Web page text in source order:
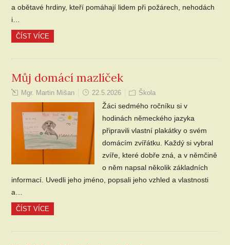
a obětavé hrdiny, kteří pomáhají lidem při požárech, nehodách
i…
ČÍST VÍCE
Můj domácí mazlíček
Mgr. Martin Mišan 22.5.2026 Škola
Žáci sedmého ročníku si v
hodinách německého jazyka
připravili vlastní plakátky o svém
domácím zvířátku. Každý si vybral
zvíře, které dobře zná, a v němčině
o něm napsal několik základních
informací. Uvedli jeho jméno, popsali jeho vzhled a vlastnosti
a…
ČÍST VÍCE